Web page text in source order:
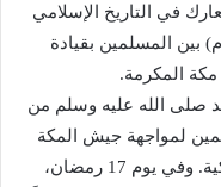
في التاريخ الإسلامي
وقعت في السنة الثانية للهجرة (عام 624م) بين المسلمين بقيادة
المكرمة.
صلى الله عليه وسلم من
حوالي 313 من المسلمين لمواجهة جيش المكة
المؤلف من حوالي 1000 من القوات المكية. وفي يوم 17 رمضان،